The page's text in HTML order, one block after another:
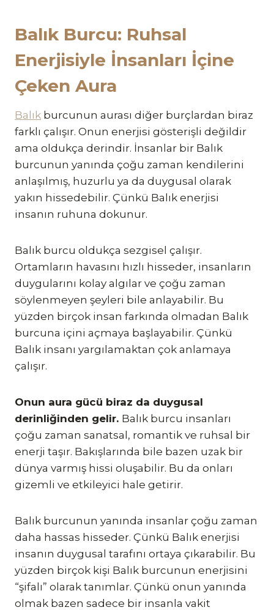
Balık Burcu: Ruhsal
Enerjisiyle İnsanları İçine
Çeken Aura
Balık burcunun aurası diğer burçlardan biraz
farklı çalışır. Onun enerjisi gösterişli değildir
ama oldukça derindir. İnsanlar bir Balık
burcunun yanında çoğu zaman kendilerini
anlaşılmış, huzurlu ya da duygusal olarak
yakın hissedebilir. Çünkü Balık enerjisi
insanın ruhuna dokunur.
Balık burcu oldukça sezgisel çalışır.
Ortamların havasını hızlı hisseder, insanların
duygularını kolay algılar ve çoğu zaman
söylenmeyen şeyleri bile anlayabilir. Bu
yüzden birçok insan farkında olmadan Balık
burcuna içini açmaya başlayabilir. Çünkü
Balık insanı yargılamaktan çok anlamaya
çalışır.
Onun aura gücü biraz da duygusal
derinliğinden gelir. Balık burcu insanları
çoğu zaman sanatsal, romantik ve ruhsal bir
enerji taşır. Bakışlarında bile bazen uzak bir
dünya varmış hissi oluşabilir. Bu da onları
gizemli ve etkileyici hale getirir.
Balık burcunun yanında insanlar çoğu zaman
daha hassas hisseder. Çünkü Balık enerjisi
insanın duygusal tarafını ortaya çıkarabilir. Bu
yüzden birçok kişi Balık burcunun enerjisini
“şifalı” olarak tanımlar. Çünkü onun yanında
olmak bazen sadece bir insanla vakit